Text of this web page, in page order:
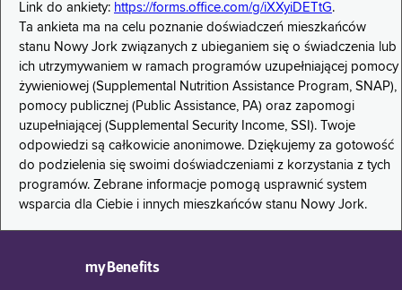
Link do ankiety: https://forms.office.com/g/iXXyiDETtG.
Ta ankieta ma na celu poznanie doświadczeń mieszkańców
stanu Nowy Jork związanych z ubieganiem się o świadczenia lub
ich utrzymywaniem w ramach programów uzupełniającej pomocy
żywieniowej (Supplemental Nutrition Assistance Program, SNAP),
pomocy publicznej (Public Assistance, PA) oraz zapomogi
uzupełniającej (Supplemental Security Income, SSI). Twoje
odpowiedzi są całkowicie anonimowe. Dziękujemy za gotowość
do podzielenia się swoimi doświadczeniami z korzystania z tych
programów. Zebrane informacje pomogą usprawnić system
wsparcia dla Ciebie i innych mieszkańców stanu Nowy Jork.
myBenefits